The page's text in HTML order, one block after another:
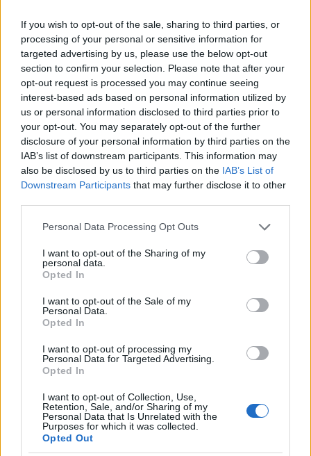
If you wish to opt-out of the sale, sharing to third parties, or
processing of your personal or sensitive information for
targeted advertising by us, please use the below opt-out
section to confirm your selection. Please note that after your
opt-out request is processed you may continue seeing
interest-based ads based on personal information utilized by
us or personal information disclosed to third parties prior to
your opt-out. You may separately opt-out of the further
disclosure of your personal information by third parties on the
IAB’s list of downstream participants. This information may
also be disclosed by us to third parties on the IAB’s List of
Downstream Participants that may further disclose it to other
Please note that this website/app uses one or more Google
not limited to your visit or usage behaviour. You may click to
grant or deny consent to Google and its third-party tags to
use your data for below specified purposes in below Google
consent section.
Personal Data Processing Opt Outs
I want to opt-out of the Sharing of my
personal data.
Opted In
I want to opt-out of the Sale of my
Personal Data.
Opted In
I want to opt-out of processing my
Personal Data for Targeted Advertising.
Opted In
I want to opt-out of Collection, Use,
Retention, Sale, and/or Sharing of my
Personal Data that Is Unrelated with the
Purposes for which it was collected.
Opted Out
viso, è utile applicarlo con moderazione e costruire
il colore a strati sottili. Le formule cremose o liquide
sono spesso più facili da sfumare rispetto a polveri
molto pigmentate. Inoltre, abbinare il blush rosso
con labbra in tinta o con un tocco neutro aiuta a
mantenere l’armonia del look: il rosso diventa il
punto focale, non un elemento stonato.
AUTORE
Camilla Fiore
review dopo aver testato un siero durante la
Fiera della Cosmesi: quell’articolo cambiò la
Propone rubriche con taglio rigoroso e porta
in redazione la precisione di chi colleziona
vecchi campionari.